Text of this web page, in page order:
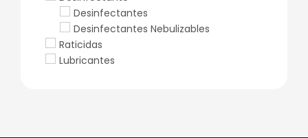
Desinfectantes
Desinfectantes Nebulizables
Raticidas
Lubricantes